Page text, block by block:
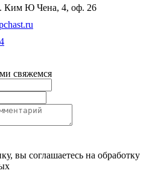
Ким Ю Чена, 4, оф. 26
свяжемся
вы соглашаетесь на обработку